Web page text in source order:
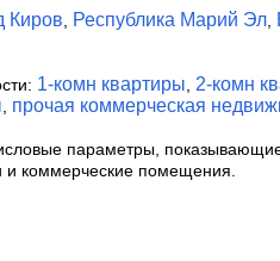
Киров, Республика Марий Эл,
1-комн квартиры, 2-комн
, прочая коммерческая
параметры,
и коммерческие помещения.